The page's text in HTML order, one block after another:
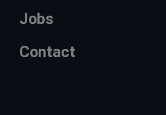
Jobs
Contact